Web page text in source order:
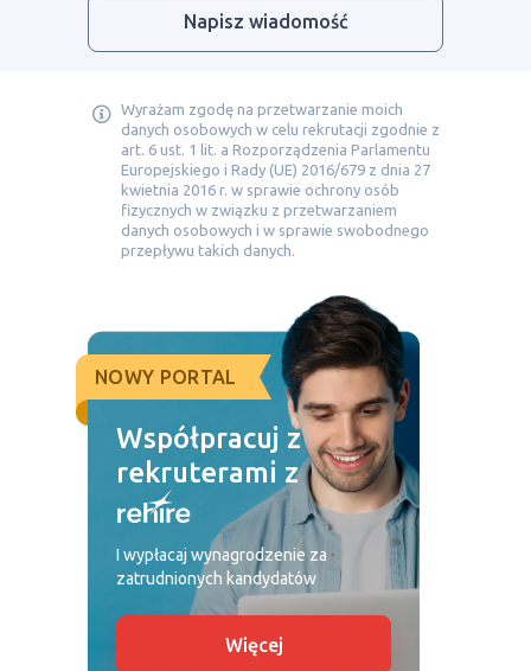
Napisz wiadomość
Wyrażam zgodę na przetwarzanie moich
danych osobowych w celu rekrutacji zgodnie z
art. 6 ust. 1 lit. a Rozporządzenia Parlamentu
Europejskiego i Rady (UE) 2016/679 z dnia 27
kwietnia 2016 r. w sprawie ochrony osób
fizycznych w związku z przetwarzaniem
danych osobowych i w sprawie swobodnego
przepływu takich danych.
NOWY PORTAL
Współpracuj z
rekruterami z
I wypłacaj wynagrodzenie za
zatrudnionych kandydatów
Więcej